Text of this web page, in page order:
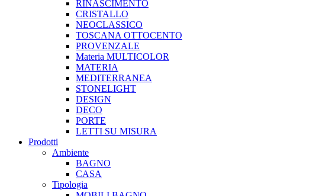
RINASCIMENTO
CRISTALLO
NEOCLASSICO
TOSCANA OTTOCENTO
PROVENZALE
Materia MULTICOLOR
MATERIA
MEDITERRANEA
STONELIGHT
DESIGN
DECO
PORTE
LETTI SU MISURA
Prodotti
Ambiente
BAGNO
CASA
Tipologia